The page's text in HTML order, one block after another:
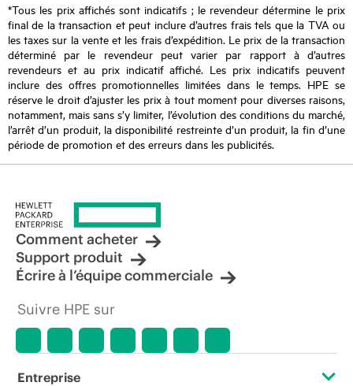
*Tous les prix affichés sont indicatifs ; le revendeur détermine le prix
final de la transaction et peut inclure d’autres frais tels que la TVA ou
les taxes sur la vente et les frais d’expédition. Le prix de la transaction
déterminé par le revendeur peut varier par rapport à d’autres
revendeurs et au prix indicatif affiché. Les prix indicatifs peuvent
inclure des offres promotionnelles limitées dans le temps. HPE se
réserve le droit d’ajuster les prix à tout moment pour diverses raisons,
notamment, mais sans s’y limiter, l’évolution des conditions du marché,
l’arrêt d’un produit, la disponibilité restreinte d’un produit, la fin d’une
période de promotion et des erreurs dans les publicités.
Comment acheter
Support produit
Écrire à l’équipe commerciale
Suivre HPE sur
Entreprise